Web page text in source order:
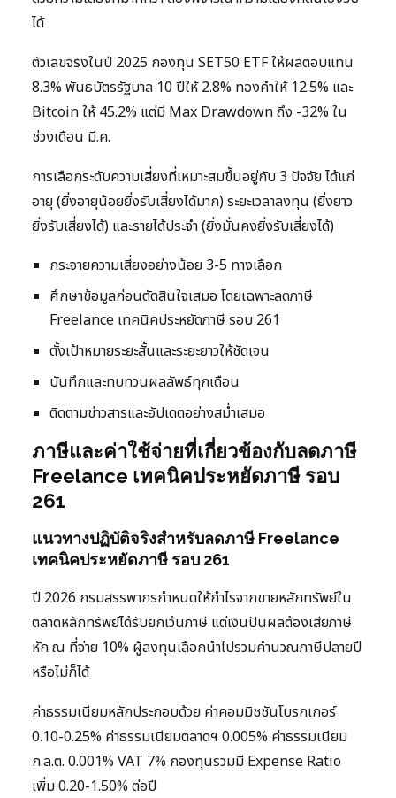
ได้
ตัวเลขจริงในปี 2025 กองทุน SET50 ETF ให้ผลตอบแทน
8.3% พันธบัตรรัฐบาล 10 ปีให้ 2.8% ทองคำให้ 12.5% และ
Bitcoin ให้ 45.2% แต่มี Max Drawdown ถึง -32% ใน
ช่วงเดือน มี.ค.
การเลือกระดับความเสี่ยงที่เหมาะสมขึ้นอยู่กับ 3 ปัจจัย ได้แก่
อายุ (ยิ่งอายุน้อยยิ่งรับเสี่ยงได้มาก) ระยะเวลาลงทุน (ยิ่งยาว
ยิ่งรับเสี่ยงได้) และรายได้ประจำ (ยิ่งมั่นคงยิ่งรับเสี่ยงได้)
กระจายความเสี่ยงอย่างน้อย 3-5 ทางเลือก
ศึกษาข้อมูลก่อนตัดสินใจเสมอ โดยเฉพาะลดภาษี
Freelance เทคนิคประหยัดภาษี รอบ 261
ตั้งเป้าหมายระยะสั้นและระยะยาวให้ชัดเจน
บันทึกและทบทวนผลลัพธ์ทุกเดือน
ติดตามข่าวสารและอัปเดตอย่างสม่ำเสมอ
ภาษีและค่าใช้จ่ายที่เกี่ยวข้องกับลดภาษี
Freelance เทคนิคประหยัดภาษี รอบ
261
แนวทางปฏิบัติจริงสำหรับลดภาษี Freelance
เทคนิคประหยัดภาษี รอบ 261
ปี 2026 กรมสรรพากรกำหนดให้กำไรจากขายหลักทรัพย์ใน
ตลาดหลักทรัพย์ได้รับยกเว้นภาษี แต่เงินปันผลต้องเสียภาษี
หัก ณ ที่จ่าย 10% ผู้ลงทุนเลือกนำไปรวมคำนวณภาษีปลายปี
หรือไม่ก็ได้
ค่าธรรมเนียมหลักประกอบด้วย ค่าคอมมิชชันโบรกเกอร์
0.10-0.25% ค่าธรรมเนียมตลาดฯ 0.005% ค่าธรรมเนียม
ก.ล.ต. 0.001% VAT 7% กองทุนรวมมี Expense Ratio
เพิ่ม 0.20-1.50% ต่อปี